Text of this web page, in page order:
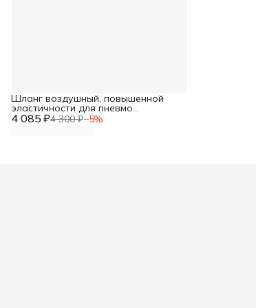
4 085 ₽4 300 ₽−5%
Шланг воздушный, повышенной
эластичности для пневмо
соединений 8мм х 15мм 50 метров